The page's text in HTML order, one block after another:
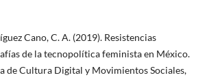
Cano, C. A. (2019). Resistencias
de la tecnopolítica feminista en México.
de Cultura Digital y Movimientos Sociales,